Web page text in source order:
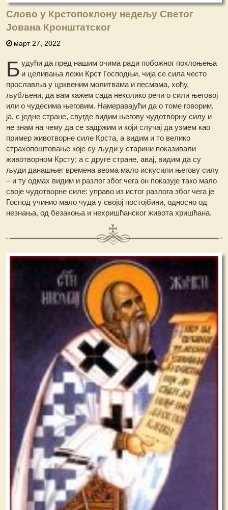
Слово у Крстопоклону недељу Светог
Јована Кронштатског
март 27, 2022
Б удући да пред нашим очима ради побожног поклоњења
и целивања лежи Крст Господњи, чија се сила често
прославља у црквеним молитвама и песмама, хоћу,
љубљени, да вам кажем сада неколико речи о сили његовој
или о чудесима његовим. Намеравајући да о томе говорим,
ја, с једне стране, свугде видим његову чудотворну силу и
не знам на чему да се задржим и који случај да узмем као
пример животворне силе Крста, а видим и то велико
страхопоштовање које су људи у старини показивали
животворном Крсту; а с друге стране, авај, видим да су
људи данашњег времена веома мало искусили његову силу
– и ту одмах видим и разлог због чега он показује тако мало
своје чудотворне силе: управо из истог разлога због чега је
Господ учинио мало чуда у својој постојбини, односно од
незнања, од безакоња и нехришћанског живота хришћана.